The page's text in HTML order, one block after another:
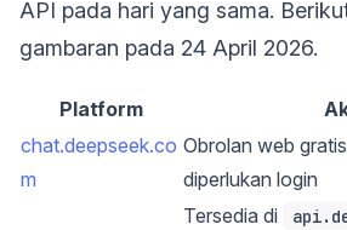
API pada hari yang sama.
gambaran pada 24 April 2026.
Platform
chat.deepseek.co
m
Obrolan web
diperlukan login
Tersedia di